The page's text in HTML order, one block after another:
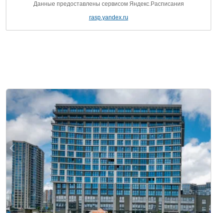
Данные предоставлены сервисом Яндекс.Расписания
rasp.yandex.ru